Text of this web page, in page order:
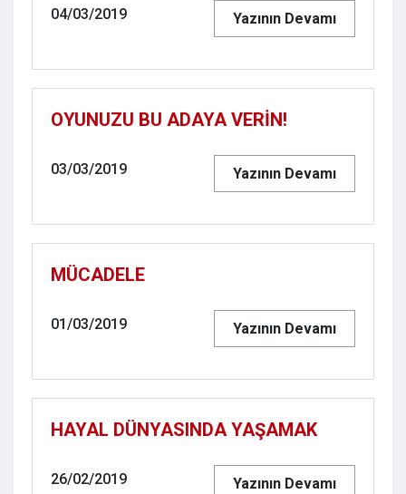
04/03/2019 Yazının Devamı
OYUNUZU BU ADAYA VERİN!
03/03/2019 Yazının Devamı
MÜCADELE
01/03/2019 Yazının Devamı
HAYAL DÜNYASINDA YAŞAMAK
26/02/2019 Yazının Devamı